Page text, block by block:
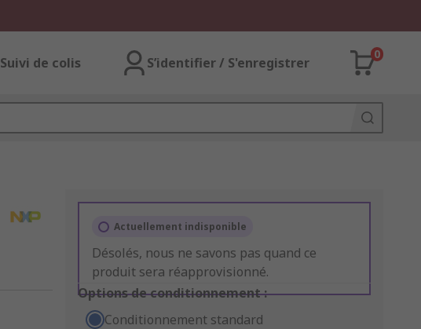
Suivi de colis S’identifier / S'enregistrer
0
Actuellement indisponible
Désolés, nous ne savons pas quand ce
produit sera réapprovisionné.
Options de conditionnement :
Conditionnement standard